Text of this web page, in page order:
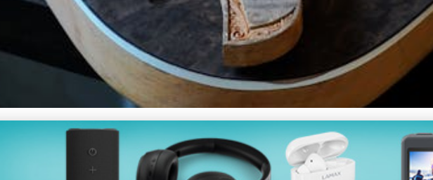
Tajemství Výroby Ručně